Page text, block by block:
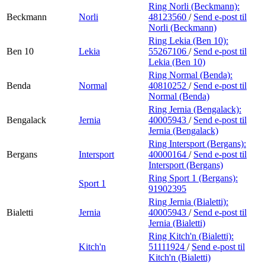
Beckmann Norli
Ring Norli (Beckmann):
48123560 / Send e-post til
Norli (Beckmann)
Ben 10 Lekia
Ring Lekia (Ben 10):
55267106 / Send e-post til
Lekia (Ben 10)
Benda Normal
Ring Normal (Benda):
40810252 / Send e-post til
Normal (Benda)
Bengalack Jernia
Ring Jernia (Bengalack):
40005943 / Send e-post til
Jernia (Bengalack)
Bergans Intersport
Ring Intersport (Bergans):
40000164 / Send e-post til
Intersport (Bergans)
Sport 1
Ring Sport 1 (Bergans):
91902395
Bialetti Jernia
Ring Jernia (Bialetti):
40005943 / Send e-post til
Jernia (Bialetti)
Kitch'n
Ring Kitch'n (Bialetti):
51111924 / Send e-post til
Kitch'n (Bialetti)